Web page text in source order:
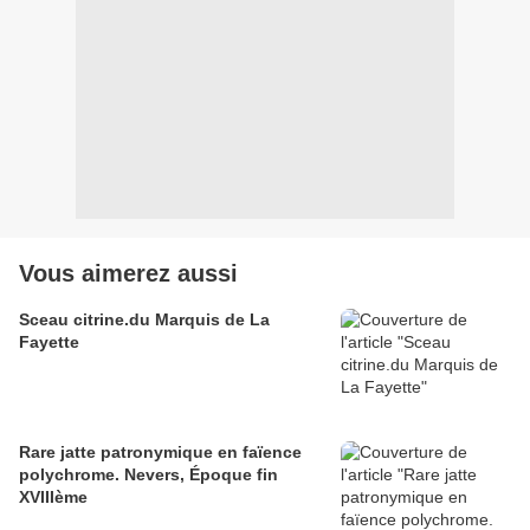
Vous aimerez aussi
Sceau citrine.du Marquis de La
Fayette
Rare jatte patronymique en faïence
polychrome. Nevers, Époque fin
XVIIIème